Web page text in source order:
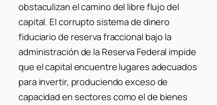
obstaculizan el camino del libre flujo del
capital. El corrupto sistema de dinero
fiduciario de reserva fraccional bajo la
administración de la Reserva Federal impide
que el capital encuentre lugares adecuados
para invertir, produciendo exceso de
capacidad en sectores como el de bienes